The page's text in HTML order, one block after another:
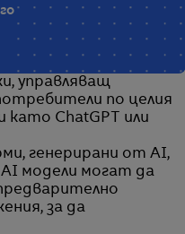
управляващ
по целия
ChatGPT или
генерирани от AI,
модели могат да
за да